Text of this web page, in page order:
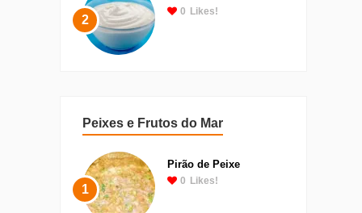
2
0 Likes!
Peixes e Frutos do Mar
1
Pirão de Peixe
0 Likes!